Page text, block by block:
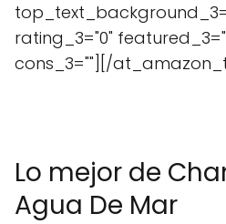
rating_3="0"
cons_3=""][/
Lo mejor de
Agua De Mar